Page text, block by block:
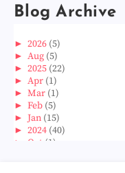
Blog Archive
► 2026 (5)
► Aug (5)
► 2025 (22)
► Apr (1)
► Mar (1)
► Feb (5)
► Jan (15)
► 2024 (40)
► Oct (1)